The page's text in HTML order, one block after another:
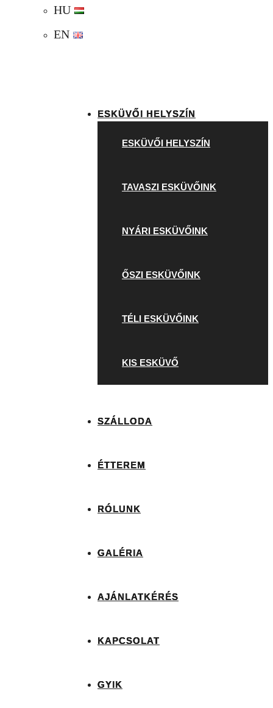
HU
EN
ESKÜVŐI HELYSZÍN
ESKÜVŐI HELYSZÍN
TAVASZI ESKÜVŐINK
NYÁRI ESKÜVŐINK
ŐSZI ESKÜVŐINK
TÉLI ESKÜVŐINK
KIS ESKÜVŐ
SZÁLLODA
ÉTTEREM
RÓLUNK
GALÉRIA
AJÁNLATKÉRÉS
KAPCSOLAT
GYIK